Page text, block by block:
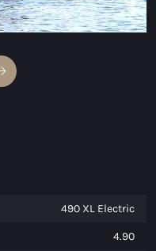
490 XL Electric
4.90